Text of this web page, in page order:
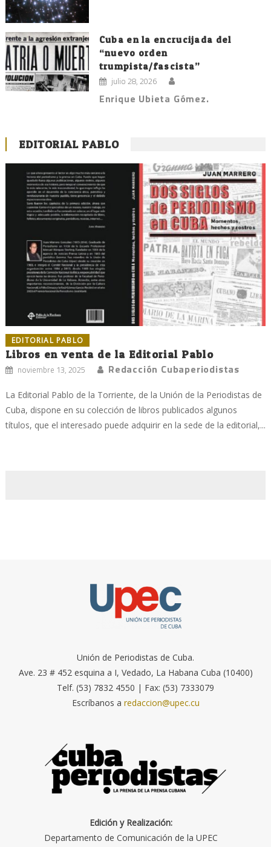
Cuba en la encrucijada del
“nuevo orden
trumpista/fascista”
julio 28, 2026
Enrique Ubieta Gómez.
EDITORIAL PABLO
EDITORIAL PABLO
Libros en venta de la Editorial Pablo
noviembre 13, 2025 Redacción Cubaperiodistas
La Editorial Pablo de la Torriente, de la Unión de la Periodistas de
Cuba, dispone en su colección de libros publicados algunos
títulos, que el interesado puede adquirir en la sede de la editorial,...
Unión de Periodistas de Cuba.
Ave. 23 # 452 esquina a I, Vedado, La Habana Cuba (10400)
Telf. (53) 7832 4550 | Fax: (53) 7333079
Escríbanos a redaccion@upec.cu
Edición y Realización:
Departamento de Comunicación de la UPEC